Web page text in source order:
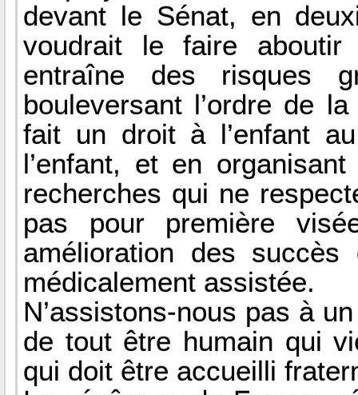
devant le Sénat, en
voudrait le faire
entraîne des risques
bouleversant l’ordre de
fait un droit à l’enfant
l’enfant, et en
recherches qui ne
pas pour première
amélioration des
médicalement assistée.
N’assistons-nous pas à
de tout être humain qui
qui doit être accueilli